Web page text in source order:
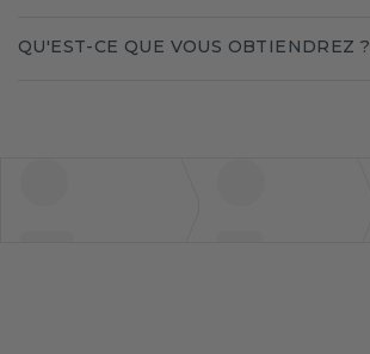
QU'EST-CE QUE VOUS OBTIENDREZ ?